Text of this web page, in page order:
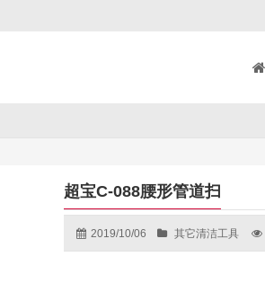
超宝C-088腰形管道扫
2019/10/06 其它清洁工具